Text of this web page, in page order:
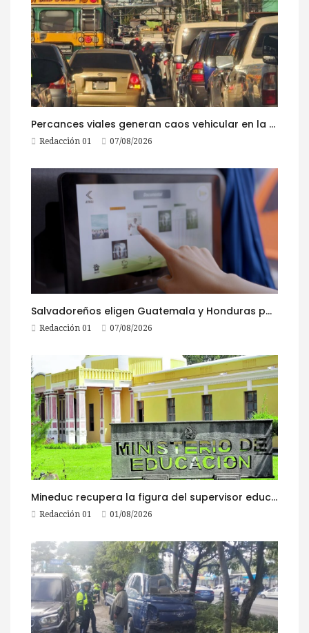
Percances viales generan caos vehicular en la ruta al Pacífico este viernes
Redacción 01 07/08/2026
Salvadoreños eligen Guatemala y Honduras para viajar durante las Fiestas Agostinas
Redacción 01 07/08/2026
Mineduc recupera la figura del supervisor educativo con 968 plazas
Redacción 01 01/08/2026